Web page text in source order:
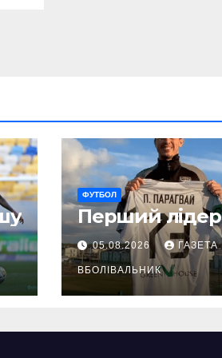
ФУТБОЛ
Перший лідер
05.08.2026 ГАЗЕТА
ВБОЛІВАЛЬНИК